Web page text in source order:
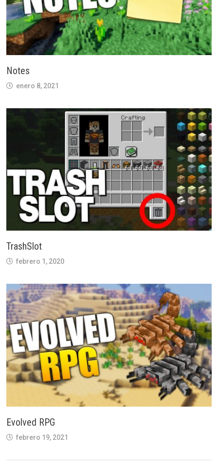
Notes
enero 8, 2021
TrashSlot
febrero 1, 2020
Evolved RPG
febrero 19, 2021